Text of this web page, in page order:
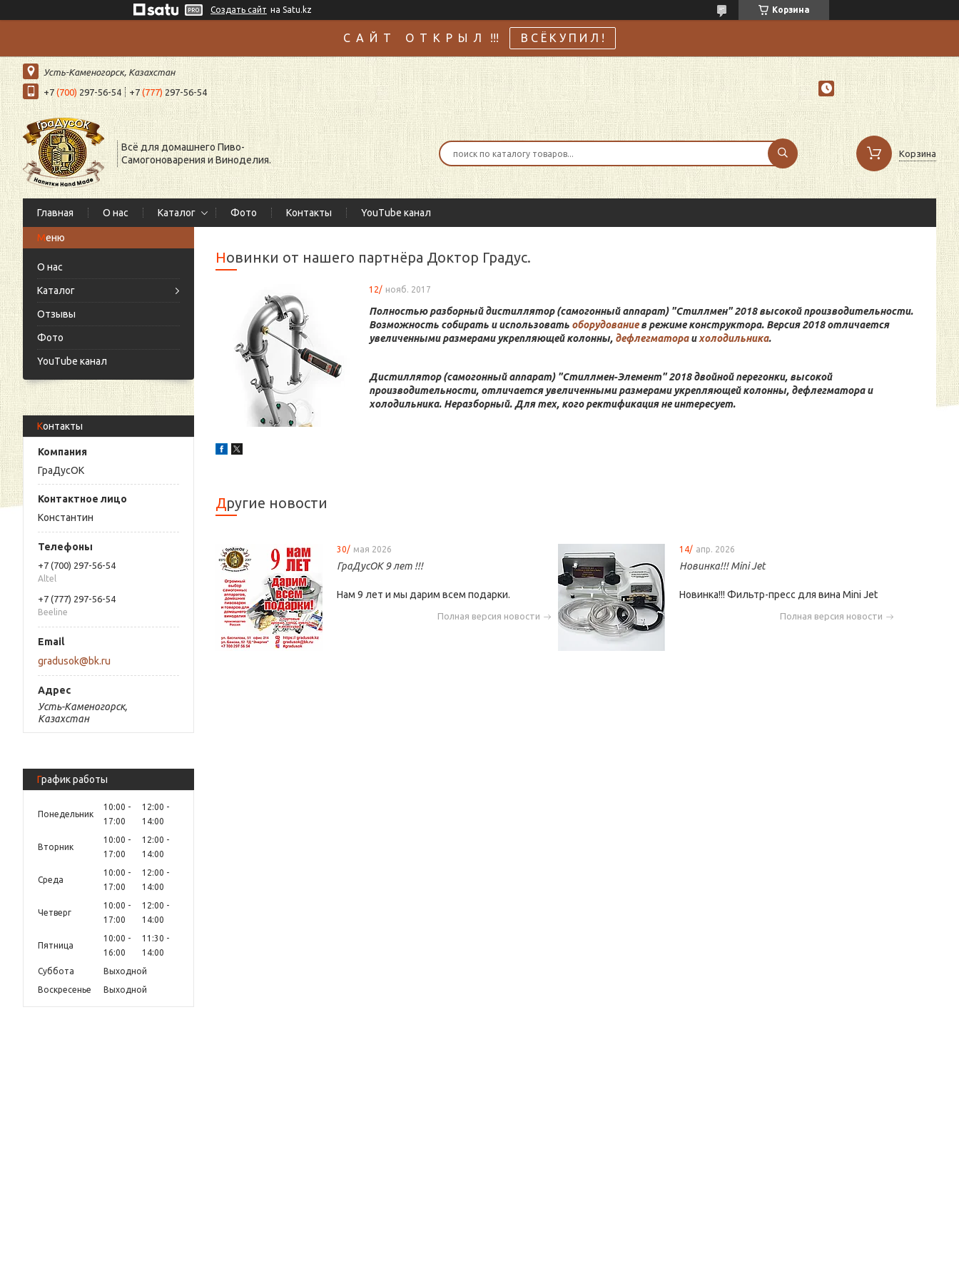
Создать сайт на Satu.kz Корзина
С А Й Т О Т К Р Ы Л !!! В С Ё К У П И Л !
Усть-Каменогорск, Казахстан
+7 (700) 297-56-54 +7(777) 297-56-54
Всё для домашнего Пиво-
Самогоноварения и Виноделия.
Корзина
Главная О нас Каталог Фото Контакты YouTube канал
О нас
Каталог
Отзывы
Фото
YouTube канал
Контакты
ГраДусОК
Константин
+7 (700) 297-56-54
Altel
+7 (777) 297-56-54
Beeline
gradusok@bk.ru
Усть-Каменогорск,
Казахстан
График работы
Понедельник
10:00
17:00
12:00
14:00
Вторник
10:00
17:00
12:00
14:00
Среда
10:00
17:00
12:00
14:00
Четверг
10:00
17:00
12:00
14:00
Пятница
10:00
16:00
11:30
14:00
Суббота
Выходной
Воскресенье
Выходной
Новинки от нашего партнёра Доктор Градус.
12/ нояб. 2017
Полностью разборный дистиллятор (самогонный аппарат) "Стиллмен" 2018 высокой производительности.
Возможность собирать и использовать оборудованиев режиме конструктора. Версия 2018 отличается
увеличенными размерами укрепляющей колонны, дефлегматораихолодильника.
Дистиллятор (самогонный аппарат) "Стиллмен-Элемент" 2018 двойной перегонки, высокой
производительности, отличается увеличенными размерами укрепляющей колонны, дефлегматора и
холодильника. Неразборный. Для тех, кого ректификация не интересует.
Другие новости
30/ мая 2026
ГраДусОК 9 лет !!!
Нам 9 лет и мы дарим всем подарки.
Полная версия новости
14/ апр. 2026
Новинка!!! Mini Jet
Новинка!!! Фильтр-пресс для вина Mini Jet
Полная версия новости